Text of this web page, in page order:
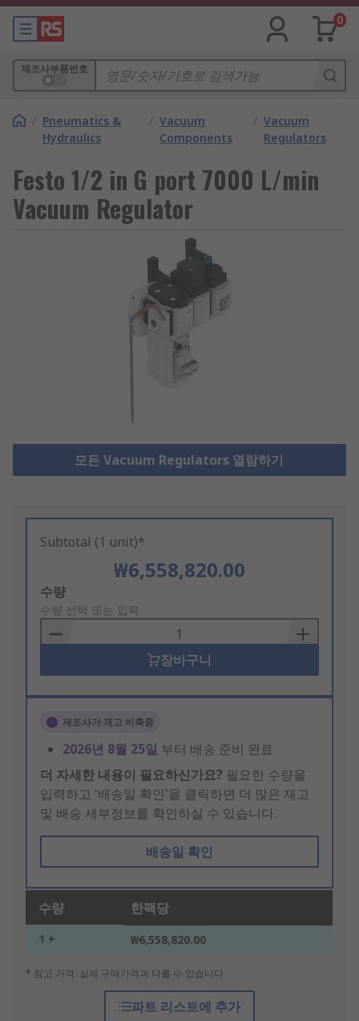
0
제조사부품번호
/ Pneumatics &
Hydraulics
/ Vacuum
Components
/ Vacuum
Regulators
Festo 1/2 in G port 7000 L/min
Vacuum Regulator
모든 Vacuum Regulators 열람하기
Subtotal (1 unit)*
₩6,558,820.00
Add
to
Basket
수량
수량 선택 또는 입력
장바구니
제조사가 재고 비축중
2026년 8월 25일 부터 배송 준비 완료
더 자세한 내용이 필요하신가요? 필요한 수량을
입력하고 '배송일 확인'을 클릭하면 더 많은 재고
및 배송 세부정보를 확인하실 수 있습니다.
배송일 확인
수량 한팩당
1 + ₩6,558,820.00
* 참고 가격: 실제 구매가격과 다를 수 있습니다
파트 리스트에 추가